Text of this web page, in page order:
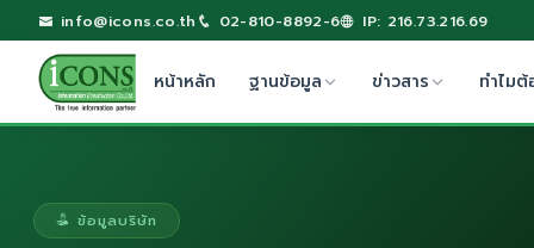
info@icons.co.th 02-810-8892-6 IP: 216.73.216.69
หน้าหลัก ฐานข้อมูล ข่าวสาร ทำไมต้
ข้อมูลบริษัท